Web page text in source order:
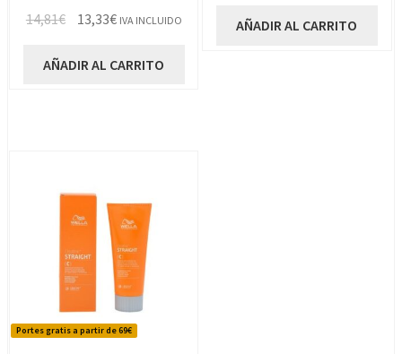
14,81€ El
original
13,33€El
actual
IVA INCLUIDO
AÑADIR AL CARRITO
AÑADIR AL CARRITO
Portes gratis a partir de 69€